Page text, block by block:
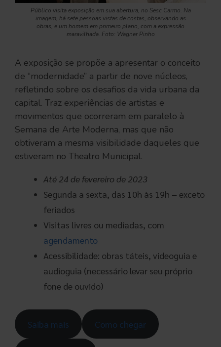
Público visita exposição em sua abertura, no Sesc Carmo. Na
imagem, há sete pessoas vistas de costas, observando as
obras, e um homem em primeiro plano, com a expressão
maravilhada. Foto: Wagner Pinho
A exposição se propõe a apresentar o conceito
de “modernidade” a partir de nove núcleos,
refletindo sobre os desafios da vida urbana da
capital. Traz experiências de artistas e
movimentos que ocorreram em paralelo à
Semana de Arte Moderna, mas que não
obtiveram a mesma visibilidade daqueles que
estiveram no Theatro Municipal.
Até 24 de fevereiro de 2023
Segunda a sexta, das 10h às 19h – exceto
feriados
Visitas livres ou mediadas, com
agendamento
Acessibilidade: obras táteis, videoguia e
audioguia (necessário levar seu próprio
fone de ouvido)
Saiba mais Como chegar